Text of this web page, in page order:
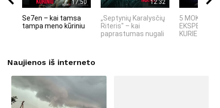
17:50
Se7en – kai tamsa
tampa meno kūriniu
12:32
„Septynių Karalysčių
Riteris" – kai
paprastumas nugali
5 MOKSLINIAI
KURIE
Naujienos iš interneto